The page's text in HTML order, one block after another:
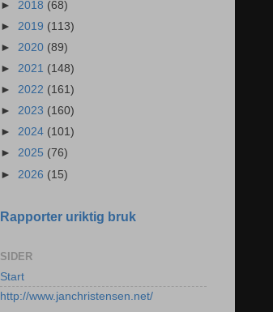
► 2018 (68)
► 2019 (113)
► 2020 (89)
► 2021 (148)
► 2022 (161)
► 2023 (160)
► 2024 (101)
► 2025 (76)
► 2026 (15)
Rapporter uriktig bruk
SIDER
Start
http://www.janchristensen.net/